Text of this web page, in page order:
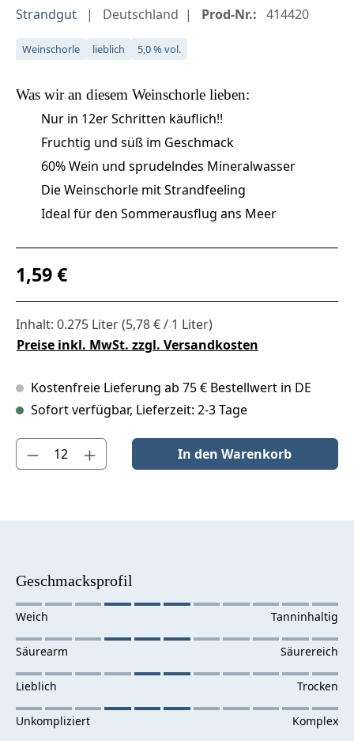
Strandgut Deutschland Prod-Nr.: 414420
Weinschorle lieblich 5,0 % vol.
Was wir an diesem Weinschorle lieben:
Nur in 12er Schritten käuflich!!
Fruchtig und süß im Geschmack
60% Wein und sprudelndes Mineralwasser
Die Weinschorle mit Strandfeeling
Ideal für den Sommerausflug ans Meer
Regulärer Preis:
1,59 €
Inhalt: 0.275 Liter(5,78 € / 1 Liter)
Preise inkl. MwSt. zzgl. Versandkosten
Kostenfreie Lieferung ab 75 € Bestellwert in DE
Sofort verfügbar, Lieferzeit: 2-3 Tage
Produkt Anzahl: Gib den gewünschten Wert ein oder benutze
In den Warenkorb
Geschmacksprofil